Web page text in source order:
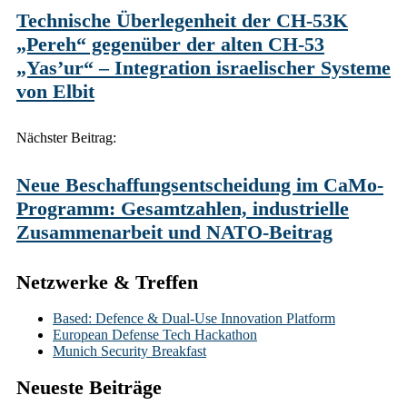
Technische Überlegenheit der CH-53K
„Pereh“ gegenüber der alten CH-53
„Yas’ur“ – Integration israelischer Systeme
von Elbit
Nächster Beitrag:
Neue Beschaffungsentscheidung im CaMo-
Programm: Gesamtzahlen, industrielle
Zusammenarbeit und NATO-Beitrag
Netzwerke & Treffen
Based: Defence & Dual-Use Innovation Platform
European Defense Tech Hackathon
Munich Security Breakfast
Neueste Beiträge